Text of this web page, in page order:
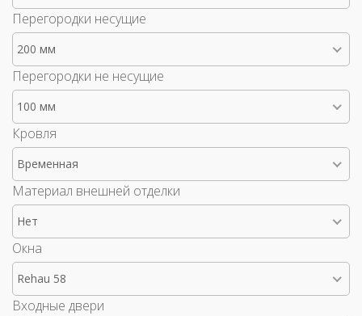
Перегородки несущие
200 мм
Перегородки не несущие
100 мм
Кровля
Временная
Материал внешней отделки
Нет
Окна
Rehau 58
Входные двери